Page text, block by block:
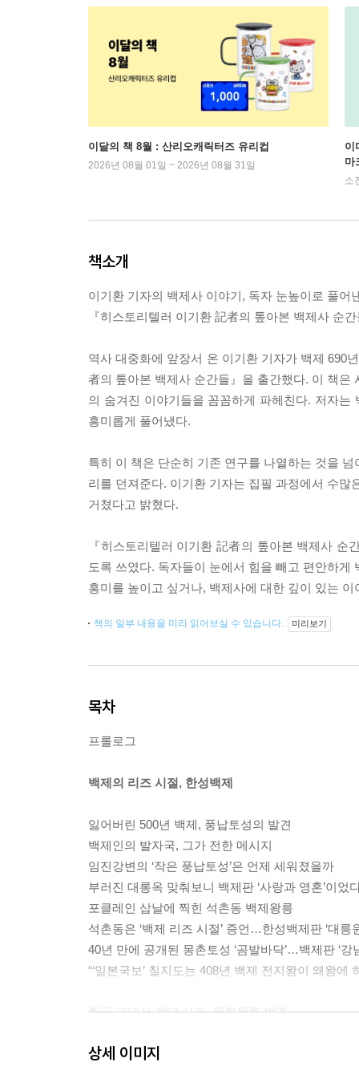
이달의 책 8월 : 산리오캐릭터즈 유리컵
2026년 08월 01일 ~ 2026년 08월 31일
이
마
소
책소개
이기환 기자의 백제사 이야기, 독자 눈높이로 풀어
『히스토리텔러 이기환 記者의 톺아본 백제사 순
역사 대중화에 앞장서 온 이기환 기자가 백제 690
者의 톺아본 백제사 순간들』을 출간했다. 이 책
의 숨겨진 이야기들을 꼼꼼하게 파헤친다. 저자
흥미롭게 풀어냈다.
특히 이 책은 단순히 기존 연구를 나열하는 것을
리를 던져준다. 이기환 기자는 집필 과정에서 수
거쳤다고 밝혔다.
『히스토리텔러 이기환 記者의 톺아본 백제사
도록 쓰였다. 독자들이 눈에서 힘을 빼고 편안하
흥미를 높이고 싶거나, 백제사에 대한 깊이 있는
책의 일부 내용을 미리 읽어보실 수 있습니다. 미리보기
목차
프롤로그
백제의 리즈 시절, 한성백제
잃어버린 500년 백제, 풍납토성의 발견
백제인의 발자국, 그가 전한 메시지
임진강변의 ‘작은 풍납토성’은 언제 세워졌을까
부러진 대롱옥 맞춰보니 백제판 ‘사랑과 영혼’이었
포클레인 삽날에 찍힌 석촌동 백제왕릉
석촌동은 ‘백제 리즈 시절’ 증언…한성백제판 ‘대릉
40년 만에 공개된 몽촌토성 ‘곰발바닥’…백제판 ‘강
“‘일본국보’ 칠지도는 408년 백제 전지왕이 왜왕에
한국 고대사 최대 사건, 무령왕릉 발견
무령왕릉 발굴, 고대사의 블랙박스를 열었다...
상세 이미지